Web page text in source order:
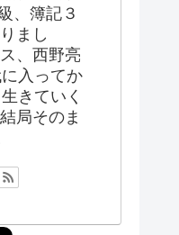
、簿記３
まし
、西野亮
入ってか
きていく
局そのま